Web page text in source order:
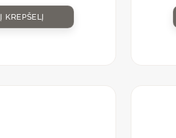
Į KREPŠELĮ